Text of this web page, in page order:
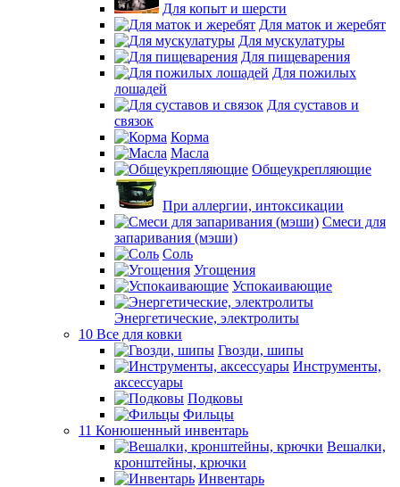
Для копыт и шерсти
Для маток и жеребят
Для мускулатуры
Для пищеварения
Для пожилых
лошадей
Для суставов и
связок
Корма
Масла
Общеукрепляющие
При аллергии, интоксикации
Смеси для
запаривания (мэши)
Соль
Угощения
Успокаивающие
Энергетические, электролиты
10 Все для ковки
Гвозди, шипы
Инструменты,
аксессуары
Подковы
Фильцы
11 Конюшенный инвентарь
Вешалки,
кронштейны, крючки
Инвентарь